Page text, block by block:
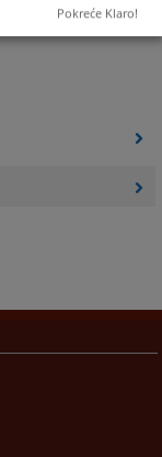
Pokreće Klaro!